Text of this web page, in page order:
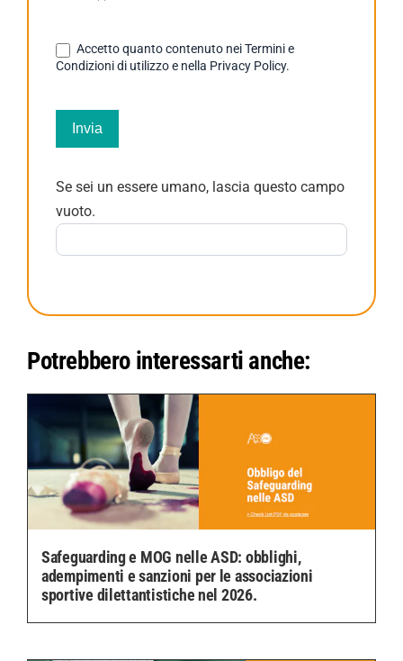
Accetto quanto contenuto nei Termini e
Condizioni di utilizzo e nella Privacy Policy.
Invia
Se sei un essere umano, lascia questo campo
vuoto.
Potrebbero interessarti anche:
Safeguarding e MOG nelle ASD: obblighi,
adempimenti e sanzioni per le associazioni
sportive dilettantistiche nel 2026.